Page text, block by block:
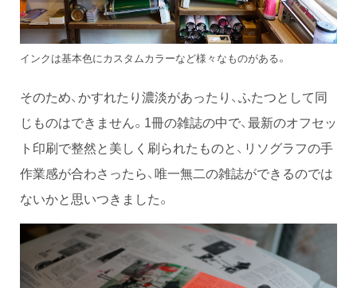
インクは基本色にカスタムカラーなど様々なものがある。
そのため、かすれたり濃淡があったり、ふたつとして同
じものはできません。1冊の雑誌の中で、最新のオフセッ
ト印刷で整然と美しく刷られたものと、リソグラフの手
作業感が合わさったら、唯一無二の雑誌ができるのでは
ないかと思いつきました。